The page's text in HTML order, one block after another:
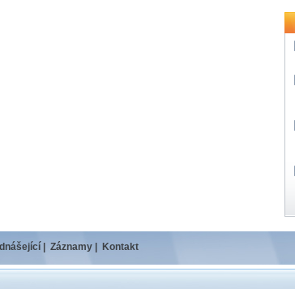
Záznamy Kontakt